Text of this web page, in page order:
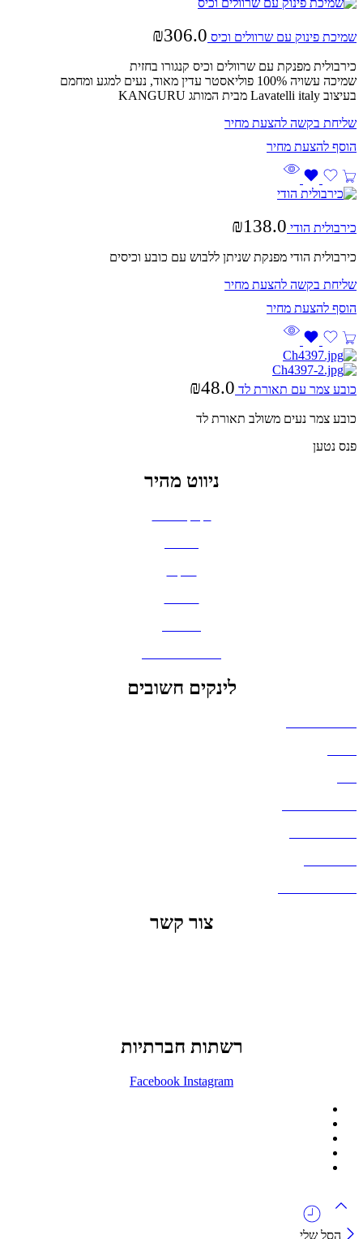
שמיכת פינוק עם שרוולים וכיס ₪306.0
כירבולית מפנקת עם שרוולים וכיס קנגורו בחזית
שמיכה עשויה 100% פוליאסטר עדין מאוד, נעים למגע ומחמם
בעיצוב Lavatelli italy מבית המותג KANGURU
שליחת בקשה להצעת מחיר
כירבולית הודי ₪138.0
כירבולית הודי מפנקת שניתן ללבוש עם כובע וכיסים
שליחת בקשה להצעת מחיר
כובע צמר עם תאורת לד ₪48.0
כובע צמר נעים משולב תאורת לד
פנס נטען
ניווט מהיר
לינקים חשובים
צור קשר
רשתות חברתיות
Facebook Instagram
הסל שלי